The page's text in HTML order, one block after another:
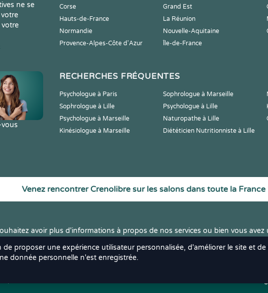
proposer une expérience utilisateur personnalisée, d'améliorer le site et de
donnée personnelle n'est enregistrée.
ne se
votre
Corse
Grand Est
Hauts-de-France
La Réunion
Normandie
Nouvelle-Aquitaine
Provence-Alpes-Côte d'Azur
Île-de-France
RECHERCHES FRÉQUENTES
Psychologue à Paris Sophrologue à Marseille
Sophrologue à Lille
Psychologue à Lille
Psychologue à Marseille
Naturopathe à Lille
Kinésiologue à Marseille
Diététicien Nutritionniste à Lille
Venez rencontrer Crenolibre sur les salons dans toute la France
avoir plus d'informations à propos de nos services ou bien vous